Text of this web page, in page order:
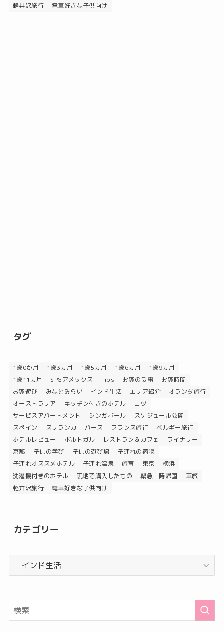
軽井沢旅行
電車好きな子供向け
タグ
1歳0か月 1歳3ヵ月 1歳5ヵ月 1歳6ヵ月
1歳9ヵ月
1歳11ヵ月
SPGアメックス Tips お家の食事
お家時間
お家遊び
みなとみらい インド生活 エリア紹介
オランダ旅行
オーストラリア
キッチン付きのホテル
コツ
サービスアパートメント
シンガポール
スケジュール公開
スペイン
スリランカ パース フランス旅行
ベルギー旅行
ホテルレビュー
ポルトガル レストラン＆カフェ
ワイナリー
京都
子供の学び 子供の遊び場
子連れの荷物
子連れオススメホテル
子連れ温泉 旅育 東京
横浜
洗濯機付きのホテル
現地で購入したもの 緊急一時帰国
車旅
軽井沢旅行
電車好きな子供向け
カテゴリー
テ
リ
ー